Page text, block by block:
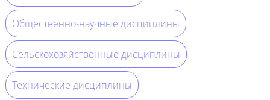
Общественно-научные дисциплины
Сельскохозяйственные дисциплины
Технические дисциплины